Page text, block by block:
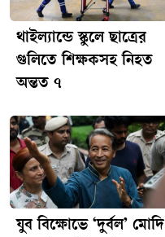
থাইল্যান্ডে স্কুলে ছাত্রের
গুলিতে শিক্ষকসহ নিহত
অন্তত ৭
যুব বিক্ষোভে ‘দুর্বল’ মোদি